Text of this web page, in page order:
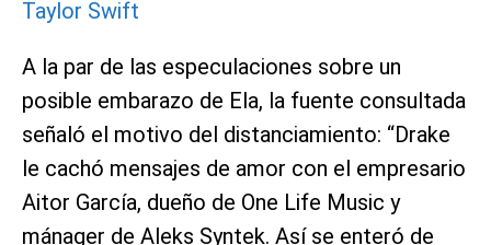
Taylor Swift
A la par de las especulaciones sobre un
posible embarazo de Ela, la fuente consultada
señaló el motivo del distanciamiento: “Drake
le cachó mensajes de amor con el empresario
Aitor García, dueño de One Life Music y
mánager de Aleks Syntek. Así se enteró de